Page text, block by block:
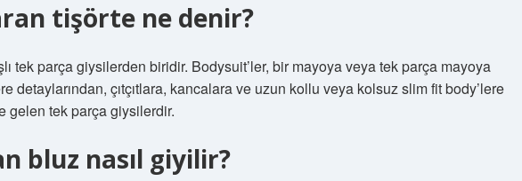
tişörte ne denir?
tek parça giysilerden biridir. Bodysuit’ler, bir mayoya veya tek parça mayoya
detaylarından, çıtçıtlara, kancalara ve uzun kollu veya kolsuz slim fit body’lere
gelen tek parça giysilerdir.
bluz nasıl giyilir?